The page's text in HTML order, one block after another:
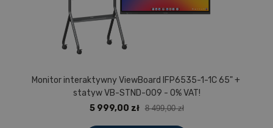
Monitor interaktywny ViewBoard IFP6535-1-1C 65" +
statyw VB-STND-009 - 0% VAT!
5 999,00 zł 8 499,00 zł